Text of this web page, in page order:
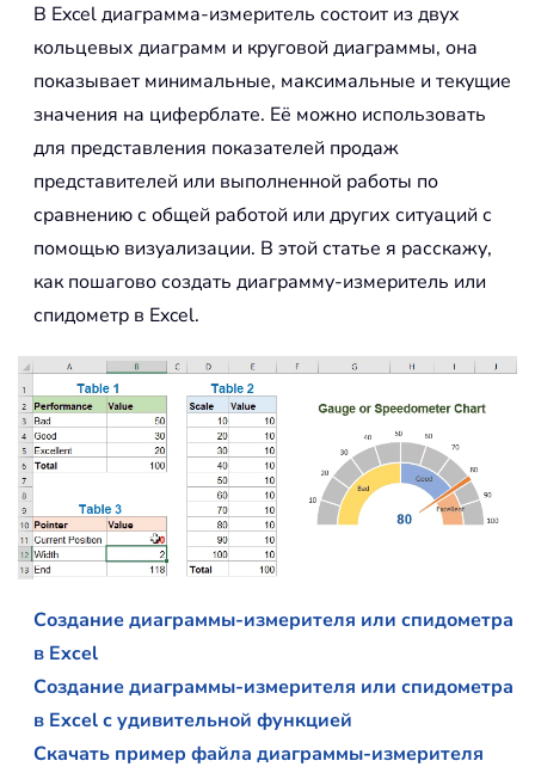
В Excel диаграмма-измеритель состоит из двух
кольцевых диаграмм и круговой диаграммы, она
показывает минимальные, максимальные и текущие
значения на циферблате. Её можно использовать
для представления показателей продаж
представителей или выполненной работы по
сравнению с общей работой или других ситуаций с
помощью визуализации. В этой статье я расскажу,
как пошагово создать диаграмму-измеритель или
спидометр в Excel.
Создание диаграммы-измерителя или спидометра
в Excel
Создание диаграммы-измерителя или спидометра
в Excel с удивительной функцией
Скачать пример файла диаграммы-измерителя